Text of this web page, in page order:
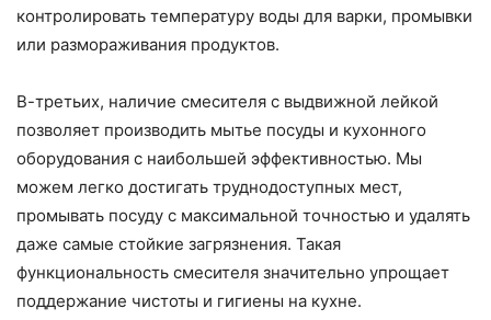
контролировать температуру воды для варки, промывки
или размораживания продуктов.
В-третьих, наличие смесителя с выдвижной лейкой
позволяет производить мытье посуды и кухонного
оборудования с наибольшей эффективностью. Мы
можем легко достигать труднодоступных мест,
промывать посуду с максимальной точностью и удалять
даже самые стойкие загрязнения. Такая
функциональность смесителя значительно упрощает
поддержание чистоты и гигиены на кухне.